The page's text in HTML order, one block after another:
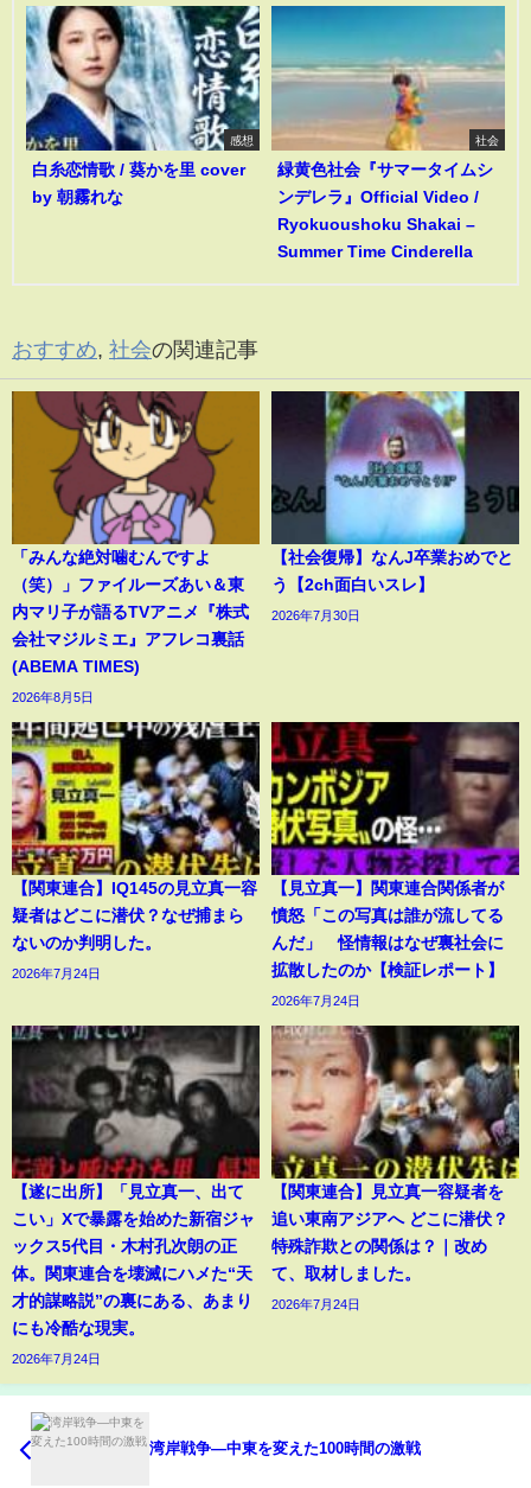
感想
白糸恋情歌 / 葵かを里 cover
by 朝霧れな
社会
緑黄色社会『サマータイムシ
ンデレラ』Official Video /
Ryokuoushoku Shakai –
Summer Time Cinderella
おすすめ, 社会の関連記事
「みんな絶対噛むんですよ
（笑）」ファイルーズあい＆東
内マリ子が語るTVアニメ『株式
会社マジルミエ』アフレコ裏話
(ABEMA TIMES)
2026年8月5日
【社会復帰】なんJ卒業おめでと
う【2ch面白いスレ】
2026年7月30日
【関東連合】IQ145の見立真一容
疑者はどこに潜伏？なぜ捕まら
ないのか判明した。
2026年7月24日
【見立真一】関東連合関係者が
憤怒「この写真は誰が流してる
んだ」 怪情報はなぜ裏社会に
拡散したのか【検証レポート】
2026年7月24日
【遂に出所】「見立真一、出て
こい」Xで暴露を始めた新宿ジャ
ックス5代目・木村孔次朗の正
体。関東連合を壊滅にハメた“天
才的謀略説”の裏にある、あまり
にも冷酷な現実。
2026年7月24日
【関東連合】見立真一容疑者を
追い東南アジアへ どこに潜伏？
特殊詐欺との関係は？｜改め
て、取材しました。
2026年7月24日
湾岸戦争―中東を変えた100時間の激戦